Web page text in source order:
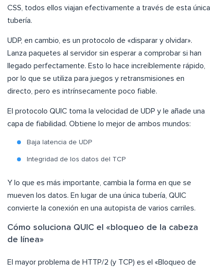
CSS, todos ellos viajan efectivamente a través de esta única
tubería.
UDP, en cambio, es un protocolo de «disparar y olvidar».
Lanza paquetes al servidor sin esperar a comprobar si han
llegado perfectamente. Esto lo hace increíblemente rápido,
por lo que se utiliza para juegos y retransmisiones en
directo, pero es intrínsecamente poco fiable.
El protocolo QUIC toma la velocidad de UDP y le añade una
capa de fiabilidad. Obtiene lo mejor de ambos mundos:
Baja latencia de UDP
Integridad de los datos del TCP
Y lo que es más importante, cambia la forma en que se
mueven los datos. En lugar de una única tubería, QUIC
convierte la conexión en una autopista de varios carriles.
Cómo soluciona QUIC el «bloqueo de la cabeza
de línea»
El mayor problema de HTTP/2 (y TCP) es el «Bloqueo de